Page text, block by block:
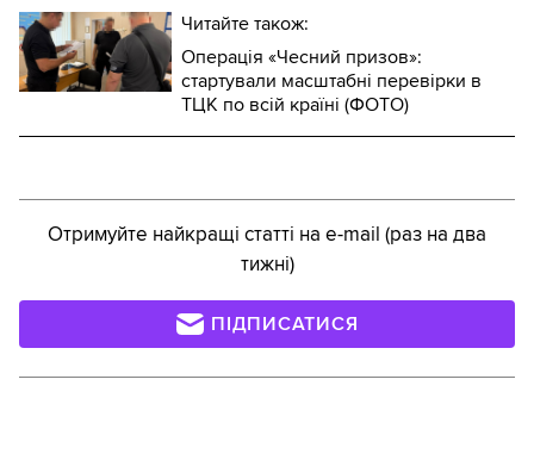
Читайте також:
Операція «Чесний призов»:
стартували масштабні перевірки в
ТЦК по всій країні (ФОТО)
Отримуйте найкращі статті на e-mail (раз на два
тижні)
ПІДПИСАТИСЯ